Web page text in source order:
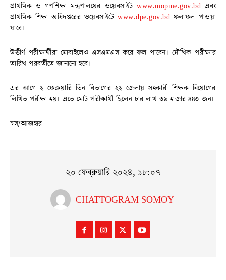
প্রাথমিক ও গণশিক্ষা মন্ত্রণালয়ের ওয়েবসাইটwww.mopme.gov.bd এবং
প্রাথমিক শিক্ষা অধিদপ্তরের ওয়েবসাইটেwww.dpe.gov.bd ফলাফল পাওয়া
যাবে।
উত্তীর্ণ পরীক্ষার্থীরা মোবাইলেও এসএমএস করে ফল পাবেন। মৌখিক পরীক্ষার
তারিখ পরবর্তীতে জানানো হবে।
এর আগে ২ ফেব্রুয়ারি তিন বিভাগের ২২ জেলায় সহকারী শিক্ষক নিয়োগের
লিখিত পরীক্ষা হয়। এতে মোট পরীক্ষার্থী ছিলেন চার লাখ ৩৯ হাজার ৪৪৩ জন।
চস/আজহার
২০ ফেব্রুয়ারি ২০২৪, ১৮:০৭
CHATTOGRAM SOMOY